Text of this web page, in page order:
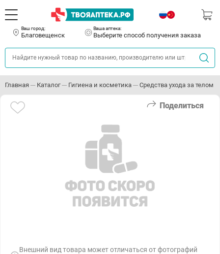
Ваш город:
Благовещенск
Ваша аптека:
Выберите способ получения заказа
Главная Каталог Гигиена и косметика Средства ухода за телом
Поделиться
Внешний вид товара может отличаться от фотографий